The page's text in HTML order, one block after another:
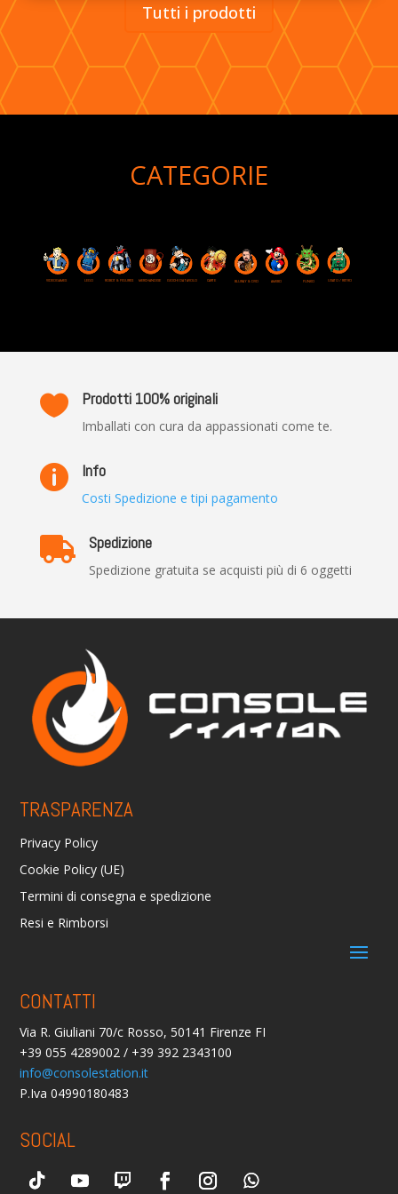
Tutti i prodotti
CATEGORIE
VIDEOGAMES LEGO ROBOT & FIGURES MERCHANDISE GIOCHI DA TAVOLO CARTE BLURAY & DVD AMIIBO FUNKO USATO / RETRO
 Prodotti 100% originali
Imballati con cura da appassionati come te.
 Info
Costi Spedizione e tipi pagamento
 Spedizione
Spedizione gratuita se acquisti più di 6 oggetti
TRASPARENZA
Privacy Policy
Cookie Policy (UE)
Termini di consegna e spedizione
Resi e Rimborsi
CONTATTI
Via R. Giuliani 70/c Rosso, 50141 Firenze FI
+39 055 4289002 / +39 392 2343100
info@consolestation.it
P.Iva 04990180483
SOCIAL